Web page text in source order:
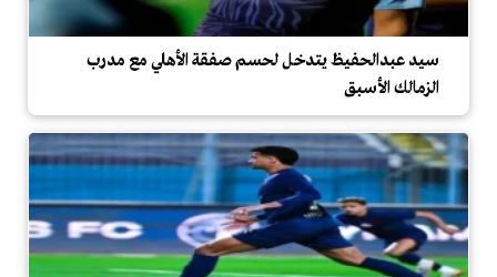
سيد عبدالحفيظ يتدخل لحسم صفقة الأهلي مع مدرب
الزمالك الأسبق